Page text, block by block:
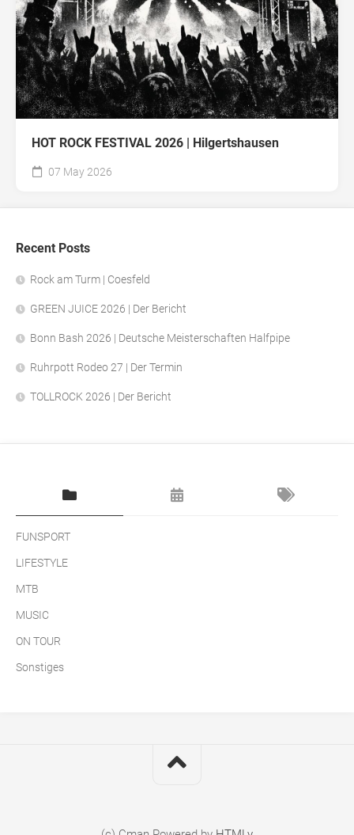
HOT ROCK FESTIVAL 2026 | Hilgertshausen
07 May 2026
Recent Posts
Rock am Turm | Coesfeld
GREEN JUICE 2026 | Der Bericht
Bonn Bash 2026 | Deutsche Meisterschaften Halfpipe
Ruhrpott Rodeo 27 | Der Termin
TOLLROCK 2026 | Der Bericht
FUNSPORT
LIFESTYLE
MTB
MUSIC
ON TOUR
Sonstiges